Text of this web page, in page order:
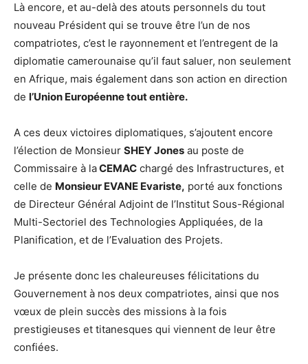
Là encore, et au-delà des atouts personnels du tout
nouveau Président qui se trouve être l’un de nos
compatriotes, c’est le rayonnement et l’entregent de la
diplomatie camerounaise qu’il faut saluer, non seulement
en Afrique, mais également dans son action en direction
de l’Union Européenne tout entière.
A ces deux victoires diplomatiques, s’ajoutent encore
l’élection de Monsieur SHEY Jones au poste de
Commissaire à laCEMAC chargé des Infrastructures, et
celle de Monsieur EVANE Evariste, porté aux fonctions
de Directeur Général Adjoint de l’Institut Sous-Régional
Multi-Sectoriel des Technologies Appliquées, de la
Planification, et de l’Evaluation des Projets.
Je présente donc les chaleureuses félicitations du
Gouvernement à nos deux compatriotes, ainsi que nos
vœux de plein succès des missions à la fois
prestigieuses et titanesques qui viennent de leur être
confiées.